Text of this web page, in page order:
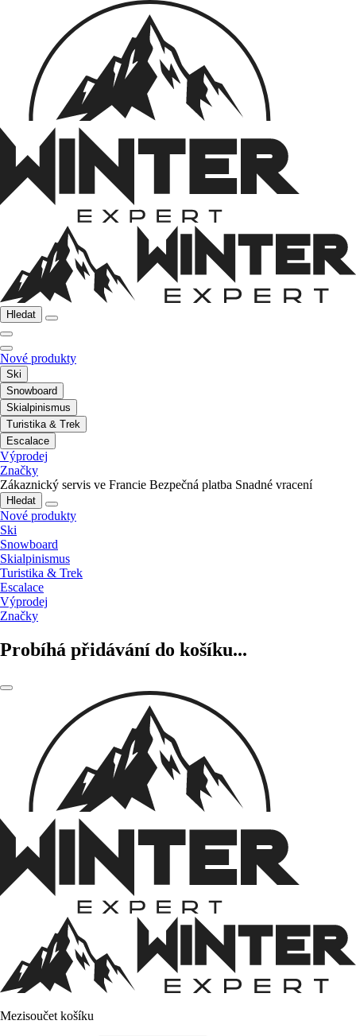
Hledat
Nové produkty
Ski
Snowboard
Skialpinismus
Turistika & Trek
Escalace
Výprodej
Značky
Zákaznický servis ve Francie Bezpečná platba Snadné vracení
Hledat
Nové produkty
Ski
Snowboard
Skialpinismus
Turistika & Trek
Escalace
Výprodej
Značky
Probíhá přidávání do košíku...
Mezisoučet košíku